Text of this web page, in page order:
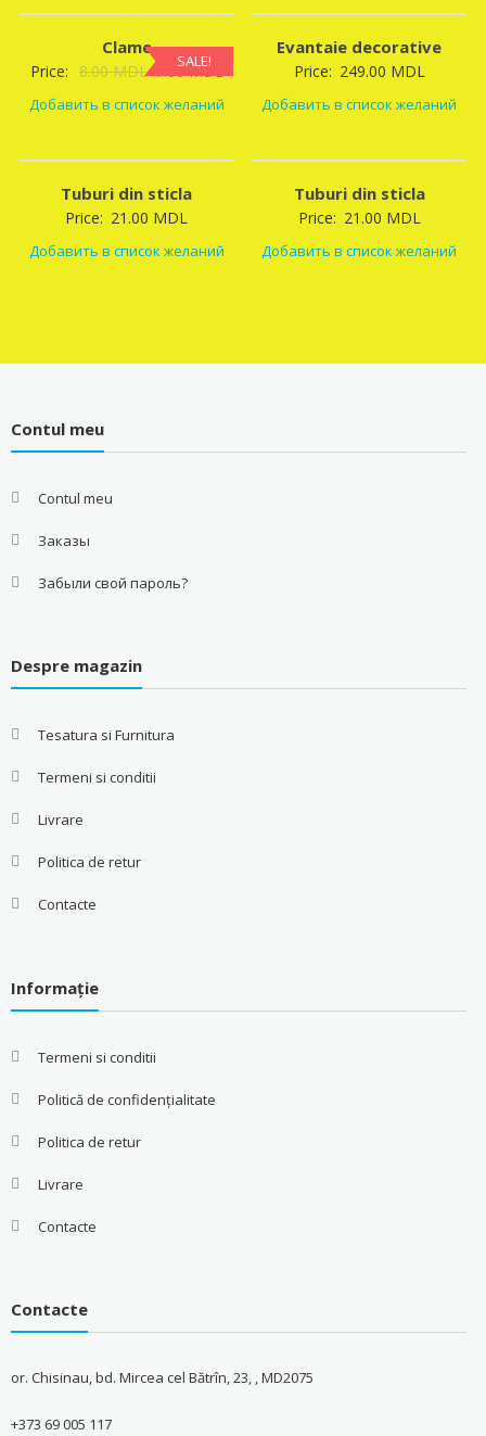
SALE!
Clame
Price: 8.00MDLOriginal
price
7.00MDL
price
Добавить в список желаний
Evantaie decorative
Price: 249.00 MDL
Добавить в список желаний
Tuburi din sticla
Price: 21.00 MDL
Добавить в список желаний
Tuburi din sticla
Price: 21.00 MDL
Добавить в список желаний
Contul meu
Contul meu
Заказы
Забыли свой пароль?
Despre magazin
Tesatura si Furnitura
Termeni si conditii
Livrare
Politica de retur
Contacte
Informație
Termeni si conditii
Politică de confidențialitate
Politica de retur
Livrare
Contacte
Contacte
or. Chisinau, bd. Mircea cel Bătrîn, 23, , MD2075
+373 69 005 117